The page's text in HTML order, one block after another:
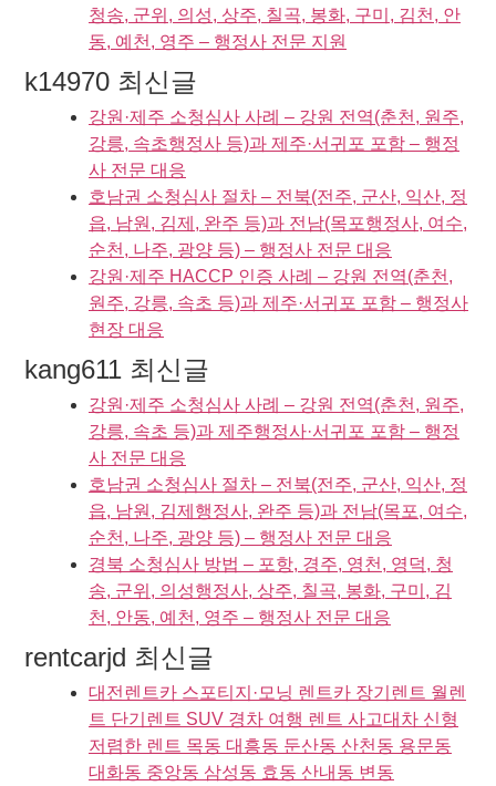
청송, 군위, 의성, 상주, 칠곡, 봉화, 구미, 김천, 안
동, 예천, 영주 – 행정사 전문 지원
k14970 최신글
강원·제주 소청심사 사례 – 강원 전역(춘천, 원주,
강릉, 속초행정사 등)과 제주·서귀포 포함 – 행정
사 전문 대응
호남권 소청심사 절차 – 전북(전주, 군산, 익산, 정
읍, 남원, 김제, 완주 등)과 전남(목포행정사, 여수,
순천, 나주, 광양 등) – 행정사 전문 대응
강원·제주 HACCP 인증 사례 – 강원 전역(춘천,
원주, 강릉, 속초 등)과 제주·서귀포 포함 – 행정사
현장 대응
kang611 최신글
강원·제주 소청심사 사례 – 강원 전역(춘천, 원주,
강릉, 속초 등)과 제주행정사·서귀포 포함 – 행정
사 전문 대응
호남권 소청심사 절차 – 전북(전주, 군산, 익산, 정
읍, 남원, 김제행정사, 완주 등)과 전남(목포, 여수,
순천, 나주, 광양 등) – 행정사 전문 대응
경북 소청심사 방법 – 포항, 경주, 영천, 영덕, 청
송, 군위, 의성행정사, 상주, 칠곡, 봉화, 구미, 김
천, 안동, 예천, 영주 – 행정사 전문 대응
rentcarjd 최신글
대전렌트카 스포티지·모닝 렌트카 장기렌트 월렌
트 단기렌트 SUV 경차 여행 렌트 사고대차 신형
저렴한 렌트 목동 대흥동 둔산동 산천동 용문동
대화동 중앙동 삼성동 효동 산내동 변동